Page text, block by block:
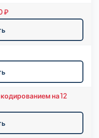
₽
на 12